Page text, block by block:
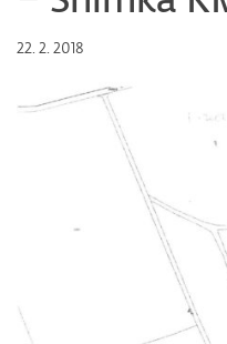
22. 2. 2018